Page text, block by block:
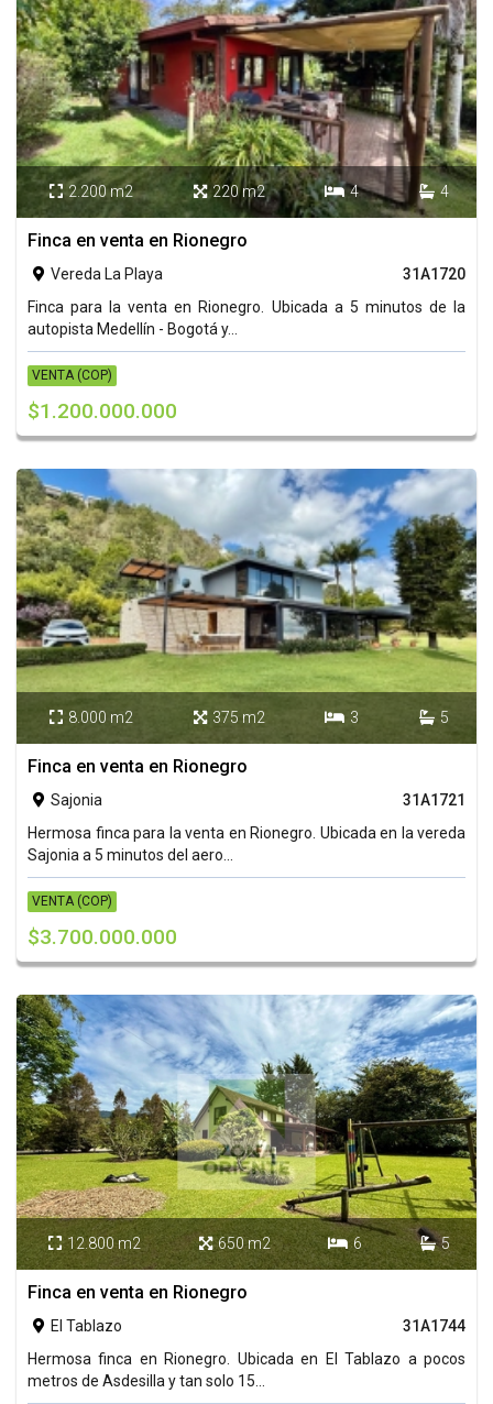
 2.200 m2  220 m2  4  4
Finca en venta en Rionegro
 Vereda La Playa
31A1720
Finca para la venta en Rionegro. Ubicada a 5 minutos de la
autopista Medellín - Bogotá y...
VENTA (COP)
$1.200.000.000
 8.000 m2  375 m2  3  5
Finca en venta en Rionegro
 Sajonia
31A1721
Hermosa finca para la venta en Rionegro. Ubicada en la vereda
Sajonia a 5 minutos del aero...
VENTA (COP)
$3.700.000.000
 12.800 m2  650 m2  6  5
Finca en venta en Rionegro
 El Tablazo
31A1744
Hermosa finca en Rionegro. Ubicada en El Tablazo a pocos
metros de Asdesilla y tan solo 15...